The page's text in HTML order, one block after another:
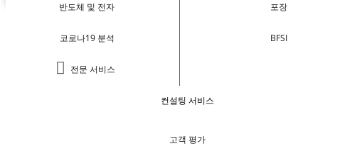
반도체 및 전자
코로나19 분석
전문 서비스
포장
BFSI
컨설팅 서비스
고객 평가